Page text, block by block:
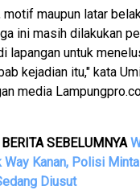
motif maupun latar
ini masih dilakukan
lapangan untuk
kejadian itu," kata
media
SEBELUMNYA
Way Kanan, Polisi
Diusut